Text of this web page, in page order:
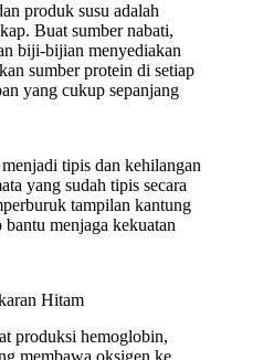
produk susu adalah
Buat sumber nabati,
biji-bijian menyediakan
sumber protein di setiap
yang cukup sepanjang
tipis dan kehilangan
yang sudah tipis secara
tampilan kantung
menjaga kekuatan
Hitam
produksi hemoglobin,